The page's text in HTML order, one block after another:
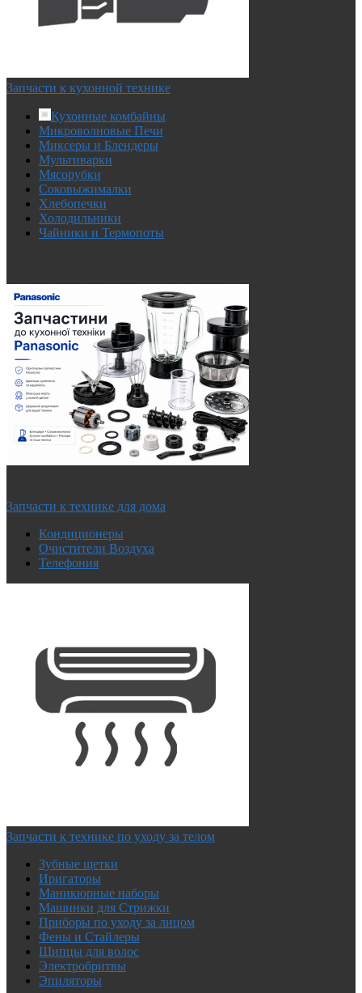
Запчасти к кухонной технике
Кухонные комбайны
Микроволновые Печи
Миксеры и Блендеры
Мультиварки
Мясорубки
Соковыжималки
Хлебопечки
Холодильники
Чайники и Термопоты
Запчасти к технике для дома
Кондиционеры
Очистители Воздуха
Телефония
Запчасти к технике по уходу за телом
Зубные щетки
Иригаторы
Маникюрные наборы
Машинки для Стрижки
Приборы по уходу за лицом
Фены и Стайлеры
Щипцы для волос
Электробритвы
Эпиляторы